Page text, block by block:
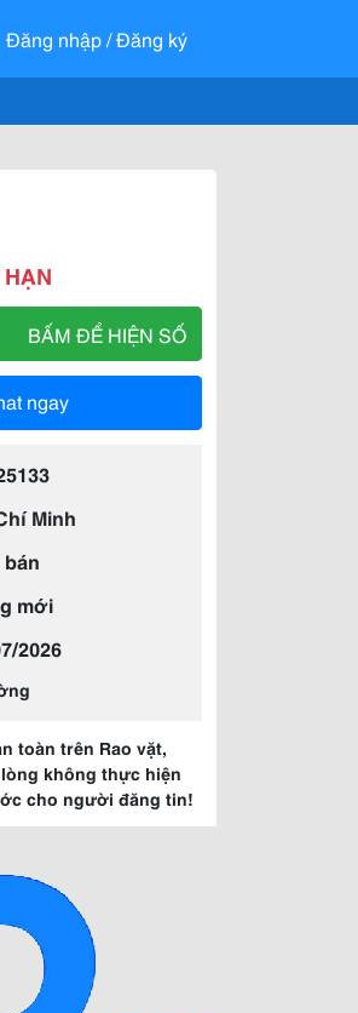
Đăng nhập / Đăng ký
BẤM ĐỂ HIỆN SỐ
ngay
Minh
mới
2026
toàn trên Rao vặt,
không thực hiện
cho người đăng tin!